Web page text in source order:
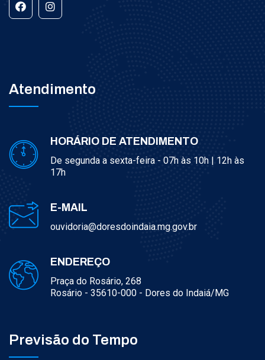
Atendimento
HORÁRIO DE ATENDIMENTO
De segunda a sexta-feira - 07h às 10h | 12h às
17h
E-MAIL
ouvidoria@doresdoindaia.mg.gov.br
ENDEREÇO
Praça do Rosário, 268
Rosário - 35610-000 - Dores do Indaiá/MG
Previsão do Tempo